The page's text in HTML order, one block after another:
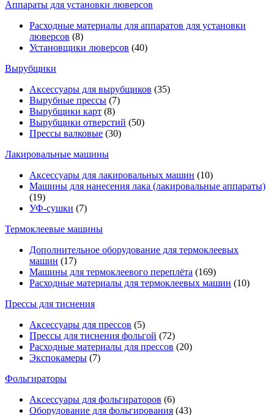
Аппараты для установки люверсов
Расходные материалы для аппаратов для установки
люверсов (8)
Установщики люверсов (40)
Вырубщики
Аксессуары для вырубщиков (35)
Вырубные прессы (7)
Вырубщики карт (8)
Вырубщики отверстий (50)
Прессы валковые (30)
Лакировальные машины
Аксессуары для лакировальных машин (10)
Машины для нанесения лака (лакировальные аппараты)
(19)
УФ-сушки (7)
Термоклеевые машины
Дополнительное оборудование для термоклеевых
машин (17)
Машины для термоклеевого переплёта (169)
Расходные материалы для термоклеевых машин (10)
Прессы для тиснения
Аксессуары для прессов (5)
Прессы для тиснения фольгой (72)
Расходные материалы для прессов (20)
Экспокамеры (7)
Фольгираторы
Аксессуары для фольгираторов (6)
Оборудование для фольгирования (43)